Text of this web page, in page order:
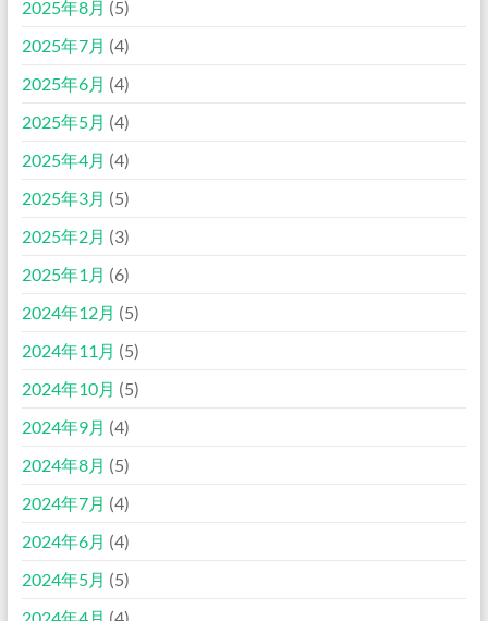
2025年8月 (5)
2025年7月 (4)
2025年6月 (4)
2025年5月 (4)
2025年4月 (4)
2025年3月 (5)
2025年2月 (3)
2025年1月 (6)
2024年12月 (5)
2024年11月 (5)
2024年10月 (5)
2024年9月 (4)
2024年8月 (5)
2024年7月 (4)
2024年6月 (4)
2024年5月 (5)